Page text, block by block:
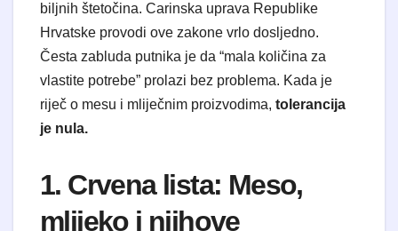
biljnih štetočina. Carinska uprava Republike
Hrvatske provodi ove zakone vrlo dosljedno.
Česta zabluda putnika je da “mala količina za
vlastite potrebe” prolazi bez problema. Kada je
riječ o mesu i mliječnim proizvodima, tolerancija
je nula.
1. Crvena lista: Meso,
mlijeko i njihove